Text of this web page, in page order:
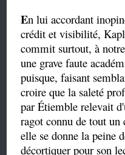
En lui accordant
crédit et visibilité,
commit surtout, à
une grave faute
puisque, faisant
croire que la saleté
par Étiemble relevait
ragot connu de tout un
elle se donne la peine
décortiquer pour son